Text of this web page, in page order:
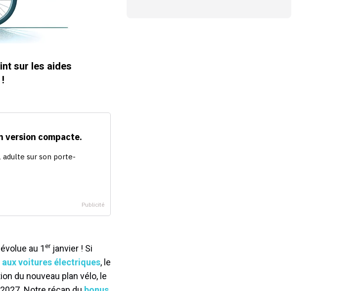
sur les aides
au 1erjanvier ! Si
voitures électriques, le
du nouveau plan vélo, le